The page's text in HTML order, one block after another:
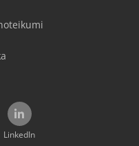
LinkedIn